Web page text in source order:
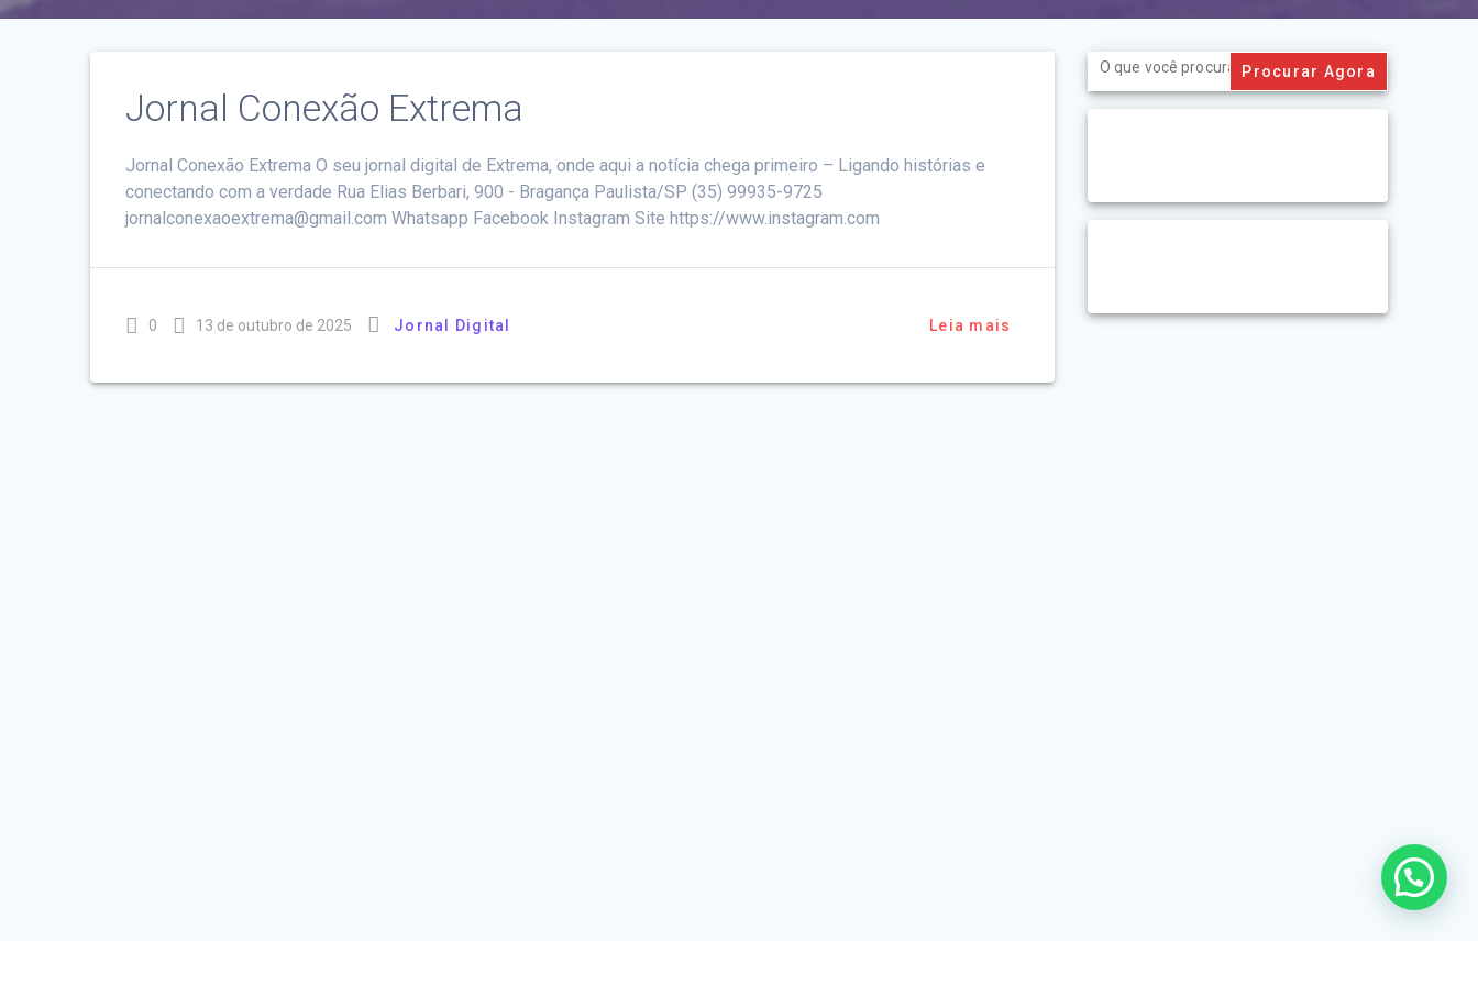
Jornal Conexão Extrema
Jornal Conexão Extrema O seu jornal digital de Extrema, onde aqui a notícia chega primeiro – Ligando histórias e
conectando com a verdade Rua Elias Berbari, 900 - Bragança Paulista/SP (35) 99935-9725
jornalconexaoextrema@gmail.com Whatsapp Facebook Instagram Site https://www.instagram.com
0 13 de outubro de 2025 Jornal Digital Leia mais
Search
for: